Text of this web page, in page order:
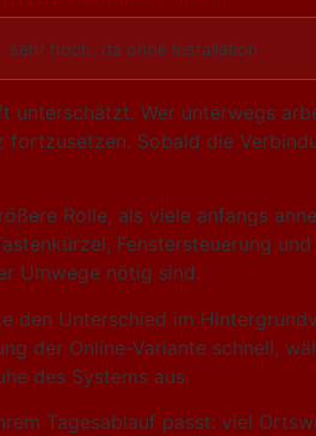
sehr hoch, da ohne Installation
unterschätzt. Wer unterwegs
fortzusetzen. Sobald die
Rolle, als viele anfangs
Fenstersteuerung
Umwege nötig sind.
den Unterschied im
der Online-Variante schnell,
des Systems aus.
Tagesablauf passt: viel